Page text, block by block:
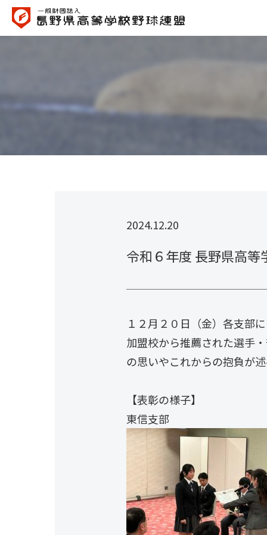
2024.12.20
令和６年度 長野県高
１２月２０日（金）各支部
加盟校から推薦された選手
の思いやこれからの抱負が
【表彰の様子】
東信支部